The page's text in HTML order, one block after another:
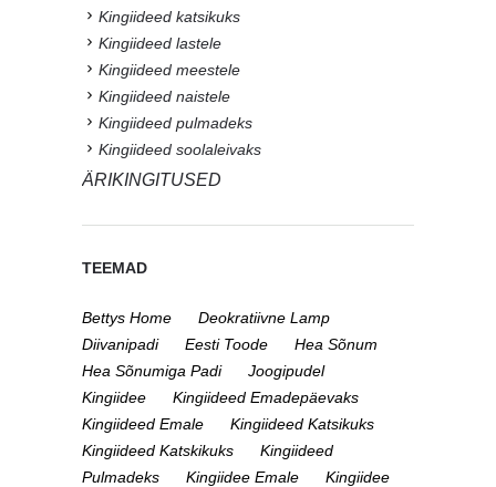
Kingiideed katsikuks
Kingiideed lastele
Kingiideed meestele
Kingiideed naistele
Kingiideed pulmadeks
Kingiideed soolaleivaks
ÄRIKINGITUSED
TEEMAD
Bettys Home
Deokratiivne Lamp
Diivanipadi
Eesti Toode
Hea Sõnum
Hea Sõnumiga Padi
Joogipudel
Kingiidee
Kingiideed Emadepäevaks
Kingiideed Emale
Kingiideed Katsikuks
Kingiideed Katskikuks
Kingiideed
Pulmadeks
Kingiidee Emale
Kingiidee